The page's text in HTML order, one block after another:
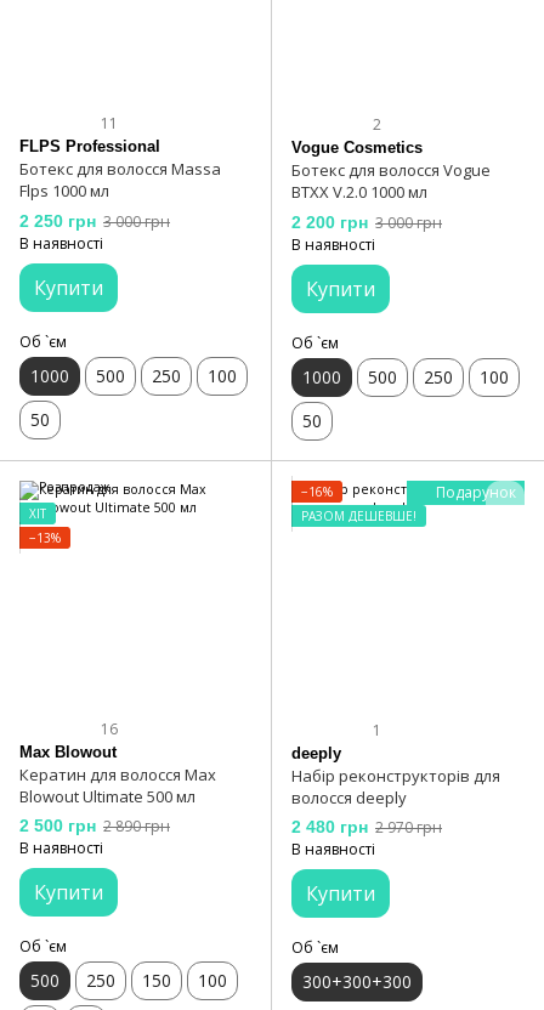
11
FLPS Professional
Ботекс для волосся Massa
Flps 1000 мл
2 250 грн 3 000 грн
В наявності
Купити
Об `єм
1000 500 250
100
50
2
Vogue Cosmetics
Ботекс для волосся Vogue
BTXX V.2.0 1000 мл
2 200 грн 3 000 грн
В наявності
Купити
Об `єм
1000 500 250
100
50
ХІТ
−13%
16
Max Blowout
Кератин для волосся Max
Blowout Ultimate 500 мл
2 500 грн 2 890 грн
В наявності
Купити
Об `єм
500 250 150
100
Подарунок
−16%
РАЗОМ ДЕШЕВШЕ!
1
deeply
Набір реконструкторів для
волосся deeply
2 480 грн 2 970 грн
В наявності
Купити
Об `єм
300+300+300